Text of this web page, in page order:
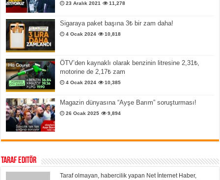
23 Aralık 2021 11,278
Sigaraya paket başına 3₺ bir zam daha!
4 Ocak 2024 10,818
ÖTV’den kaynaklı olarak benzinin litresine 2,31₺,
motorine de 2,17₺ zam
4 Ocak 2024 10,385
Magazin dünyasına “Ayşe Barım” soruşturması!
26 Ocak 2025 9,894
Taraf Editör
Taraf olmayan, habercilik yapan Net İnternet Haber,